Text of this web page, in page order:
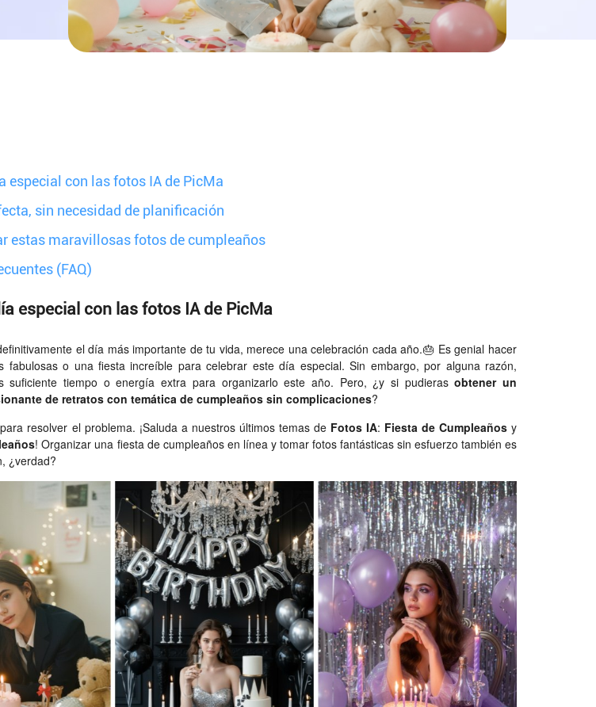
especial con las fotos IA de PicMa
sin necesidad de planificación
estas maravillosas fotos de cumpleaños
(FAQ)
especial con las fotos IA de PicMa
el día más importante de tu vida, merece una celebración cada año.🎂 Es genial hacer
fabulosas o una fiesta increíble para celebrar este día especial. Sin embargo, por alguna razón,
suficiente tiempo o energía extra para organizarlo este año. Pero, ¿y si pudierasobtener un
de retratos con temática de cumpleaños sin complicaciones?
resolver el problema. ¡Saluda a nuestros últimos temas de Fotos IA: Fiesta de Cumpleañosy
! Organizar una fiesta de cumpleaños en línea y tomar fotos fantásticas sin esfuerzo también es
¿verdad?